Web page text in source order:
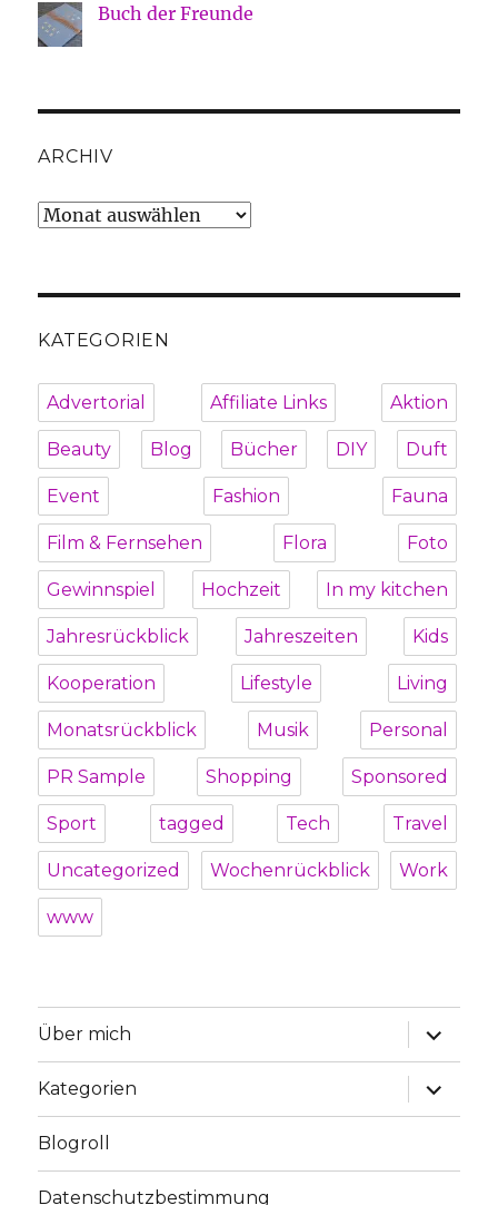
Buch der Freunde
ARCHIV
Archiv
KATEGORIEN
Advertorial Affiliate Links Aktion
Beauty Blog Bücher DIY Duft
Event Fashion Fauna
Film & Fernsehen Flora Foto
Gewinnspiel Hochzeit In my kitchen
Jahresrückblick Jahreszeiten Kids
Kooperation Lifestyle Living
Monatsrückblick Musik Personal
PR Sample Shopping Sponsored
Sport tagged Tech Travel
Uncategorized Wochenrückblick Work
www
Über mich
öffnen
Kategorien
öffnen
Blogroll
Datenschutzbestimmung